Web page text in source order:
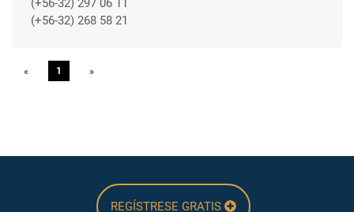
(+56-32) 297 06 11
(+56-32) 268 58 21
« Previous
1 »
REGÍSTRESE GRATIS